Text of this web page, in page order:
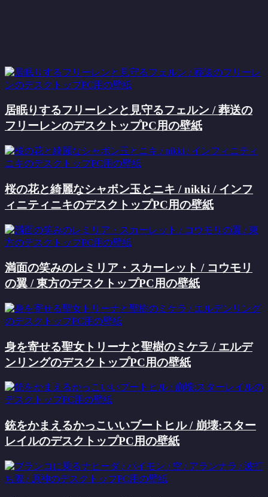
居眠りするフリーレンと見守るフェルン / 葬送の
フリーレンのデスクトップPC用の壁紙
桜の花と綺麗なシャボン玉とニキ / nikki / インフ
ィニティニキのデスクトップPC用の壁紙
満面の笑みのレミリア・スカーレット / コウモリ
の翼 / 東方のデスクトップPC用の壁紙
身を寄せる聖女トリーナと聖樹のミケラ / エルデ
ンリングのデスクトップPC用の壁紙
銃をかまえるかっこいいブートヒル / 崩壊:スター
レイルのデスクトップPC用の壁紙